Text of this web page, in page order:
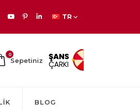
TR
0
Sepetiniz
BLOG